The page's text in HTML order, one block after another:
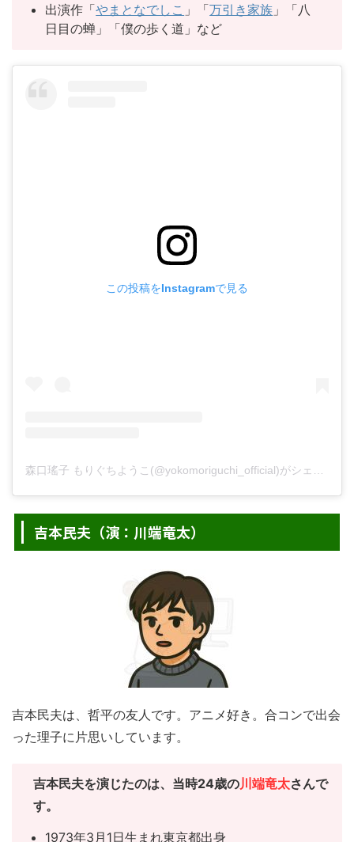
出演作「やまとなでしこ 」「万引き家族 」「八
日目の蝉」「僕の歩く道」など
この投稿をInstagramで見る
森口瑤子 もりぐちようこ(@yokomoriguchi_official)がシェアした投稿
吉本民夫（演：川端竜太）
吉本民夫は、哲平の友人です。アニメ好き。合コンで出会
った理子に片思いしています。
吉本民夫を演じたのは、当時24歳の川端竜太さんで
す。
1973年3月1日生まれ東京都出身